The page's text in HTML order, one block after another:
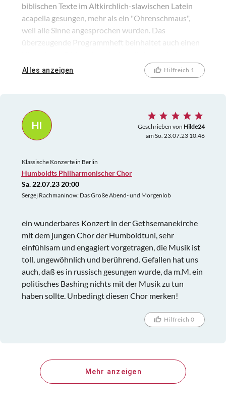
biblischen Texte im Altkirchlich-slawischen Latein
acapella gesungen, mehr als ein "Ohrenschmaus",
weil alle Sinne angesprochen wurden. Das
überzeugende Programmheft beinhaltet auch einen
Komponist zu Aufführung gelangen sollte. Danke an
alle Entscheidungsträger, dass Sie sich für die
gaben.
Alles anzeigen Hilfreich 1
HI Geschrieben von Hilde24
am So. 23.07.23 10:46
Klassische Konzerte in Berlin
Humboldts Philharmonischer Chor
Sa. 22.07.23 20:00
Sergej Rachmaninow: Das Große Abend- und Morgenlob
ein wunderbares Konzert in der Gethsemanekirche
mit dem jungen Chor der Humboldtuni, sehr
einfühlsam und engagiert vorgetragen, die Musik ist
toll, ungewöhnlich und berührend. Gefallen hat uns
auch, daß es in russisch gesungen wurde, da m.M. ein
politisches Bashing nichts mit der Musik zu tun
haben sollte. Unbedingt diesen Chor merken!
Hilfreich 0
Mehr anzeigen